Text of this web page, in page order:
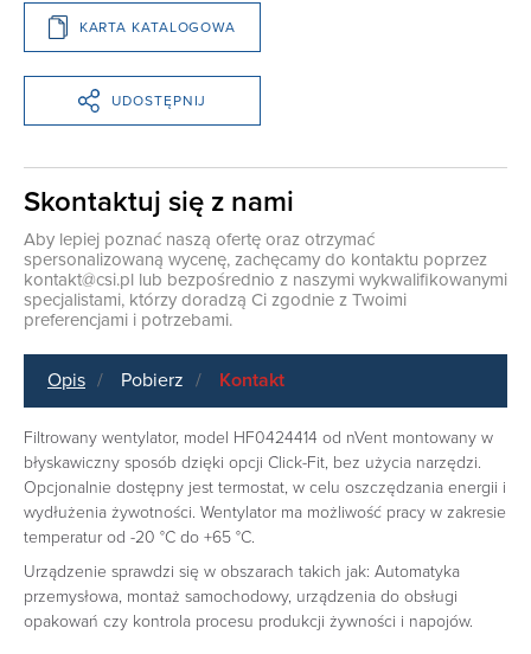
KARTA KATALOGOWA
UDOSTĘPNIJ
Skontaktuj się z nami
Aby lepiej poznać naszą ofertę oraz otrzymać
spersonalizowaną wycenę, zachęcamy do kontaktu poprzez
kontakt@csi.pl lub bezpośrednio z naszymi wykwalifikowanymi
specjalistami, którzy doradzą Ci zgodnie z Twoimi
preferencjami i potrzebami.
Opis Pobierz Kontakt
Filtrowany wentylator, model HF0424414 od nVent montowany w
błyskawiczny sposób dzięki opcji Click-Fit, bez użycia narzędzi.
Opcjonalnie dostępny jest termostat, w celu oszczędzania energii i
wydłużenia żywotności. Wentylator ma możliwość pracy w zakresie
temperatur od -20 °C do +65 °C.
Urządzenie sprawdzi się w obszarach takich jak: Automatyka
przemysłowa, montaż samochodowy, urządzenia do obsługi
opakowań czy kontrola procesu produkcji żywności i napojów.